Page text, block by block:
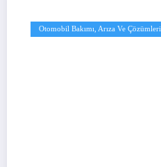
Otomobil Bakımı, Arıza Ve Çözümleri